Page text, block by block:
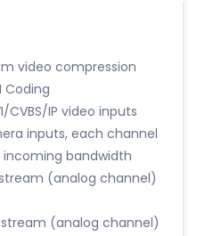
video compression
Coding
CVBS/IP video inputs
inputs, each channel
incoming bandwidth
(analog channel)
(analog channel)